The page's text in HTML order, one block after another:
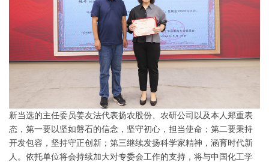
新当选的主任委员姜友法代表扬农股份、农研公司以及本人郑重表
态，第一要以坚如磐石的信念，坚守初心，担当使命；第二要秉持
开发包容，坚持守正创新；第三继续发扬科学家精神，涵育时代新
人。依托单位将会持续加大对专委会工作的支持，将与中国化工学